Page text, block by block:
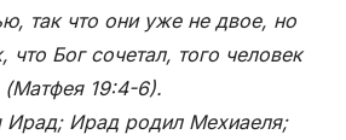
так что они уже не двое, но
что Бог сочетал, того человек
(Матфея 19:4-6).
Ирад; Ирад родил Мехиаеля;